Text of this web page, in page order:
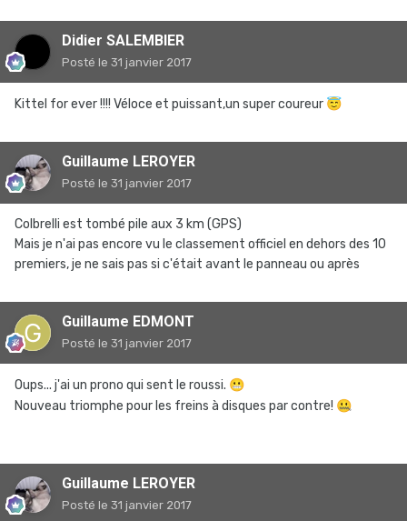
Didier SALEMBIER
Posté le 31 janvier 2017
Kittel for ever !!!! Véloce et puissant,un super coureur 😇
Guillaume LEROYER
Posté le 31 janvier 2017
Colbrelli est tombé pile aux 3 km (GPS)
Mais je n'ai pas encore vu le classement officiel en dehors des 10
premiers, je ne sais pas si c'était avant le panneau ou après
Guillaume EDMONT
Posté le 31 janvier 2017
Oups... j'ai un prono qui sent le roussi. 😬
Nouveau triomphe pour les freins à disques par contre! 🤐
Guillaume LEROYER
Posté le 31 janvier 2017